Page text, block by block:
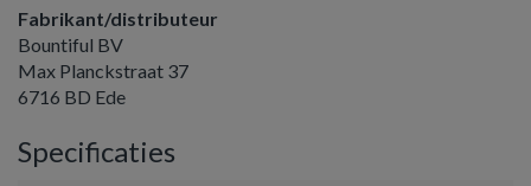
Fabrikant/distributeur
Bountiful BV
Max Planckstraat 37
6716 BD Ede
Specificaties